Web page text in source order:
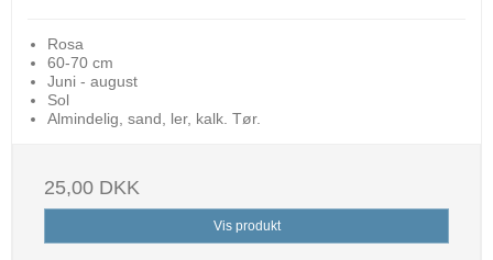
Rosa
60-70 cm
Juni - august
Sol
Almindelig, sand, ler, kalk. Tør.
25,00 DKK
Vis produkt